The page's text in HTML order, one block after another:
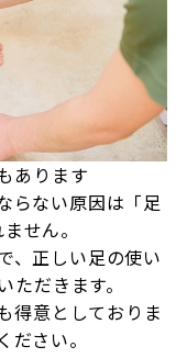
あります
らない原因は「足
せん。
、正しい足の使い
だきます。
得意としておりま
さい。